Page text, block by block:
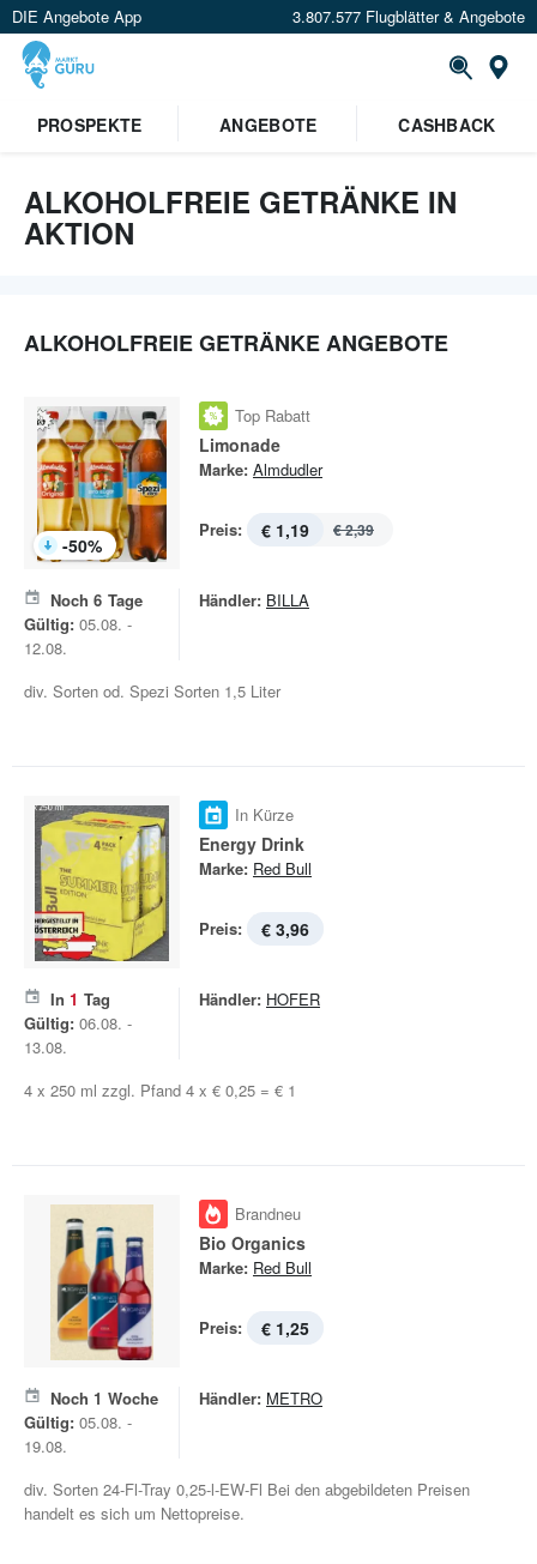
DIE Angebote App 3.807.577 Flugblätter & Angebote
PROSPEKTE ANGEBOTE CASHBACK
ALKOHOLFREIE GETRÄNKE IN
AKTION
ALKOHOLFREIE GETRÄNKE ANGEBOTE
-50%
Top Rabatt
Limonade
Marke: Almdudler
Preis: € 1,19 € 2,39
Noch 6 Tage
Gültig: 05.08. -
12.08.
Händler: BILLA
div. Sorten od. Spezi Sorten 1,5 Liter
In Kürze
Energy Drink
Marke: Red Bull
Preis: € 3,96
In 1 Tag
Gültig: 06.08. -
13.08.
Händler: HOFER
4 x 250 ml zzgl. Pfand 4 x € 0,25 = € 1
Brandneu
Bio Organics
Marke: Red Bull
Preis: € 1,25
Noch 1 Woche
Gültig: 05.08. -
19.08.
Händler: METRO
div. Sorten 24-Fl-Tray 0,25-l-EW-Fl Bei den abgebildeten Preisen
handelt es sich um Nettopreise.